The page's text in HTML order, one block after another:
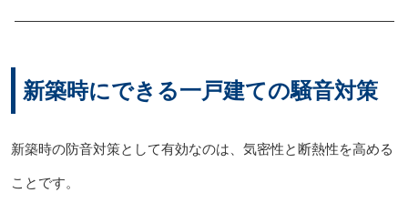
新築時にできる一戸建ての騒音対策
新築時の防音対策として有効なのは、気密性と断熱性を高める
ことです。